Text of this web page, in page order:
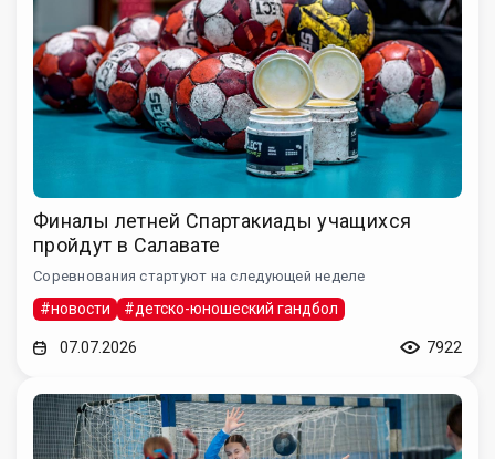
Финалы летней Спартакиады учащихся
пройдут в Салавате
Соревнования стартуют на следующей неделе
#новости #детско-юношеский гандбол
07.07.2026 7922